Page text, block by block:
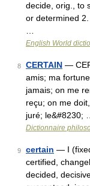
decide, orig., to
or determined
English World
8 CERTAIN —
amis; ma
jamais; on me
reçu; on me
juré; le&#8230; …
Dictionnaire
9 certain — I
certified,
decided,